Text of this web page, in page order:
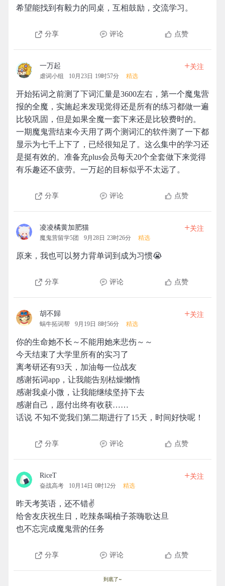
希望能找到有毅力的同桌，互相鼓励，交流学习。
分享 评论 点赞
一万起
虐词小组 10月23日 19时57分 精选
+关注
开始拓词之前测了下词汇量是3600左右，第一个魔鬼营
报的全魔，实施起来发现觉得还是所有的练习都做一遍
比较巩固，但是如果全魔一套下来还是比较费时的。
一期魔鬼营结束今天用了两个测词汇的软件测了一下都
显示为七千上下了，已经很知足了。这么集中的学习还
是挺有效的。准备充plus会员每天20个全套做下来觉得
有乐趣还不疲劳。一万起的目标似乎不太远了。
分享 评论 点赞
凌凌橘黄加肥猫
魔鬼营留学5团 9月28日 23时26分 精选
+关注
原来，我也可以努力背单词到成为习惯😭️
分享 评论 点赞
胡不歸
蜗牛拓词帮 9月19日 8时56分 精选
+关注
你的生命她不长～不能用她来悲伤～～
今天结束了大学里所有的实习了
离考研还有93天，加油每一位战友
感谢拓词app，让我能告别枯燥懒惰
感谢我桌小微，让我能继续坚持下去
感谢自己，愿付出终有收获……
话说 不知不觉我们第二期进行了15天，时间好快呢！
分享 评论 点赞
RiceT
奋战高考 10月14日 0时12分 精选
+关注
昨天考英语，还不错✌
给舍友庆祝生日，吃辣条喝柚子茶嗨歌达旦
也不忘完成魔鬼营的任务
分享 评论 点赞
到底了~